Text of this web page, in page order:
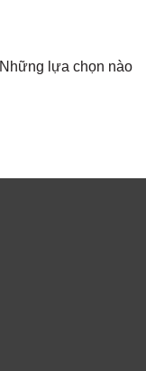
Những lựa chọn nào